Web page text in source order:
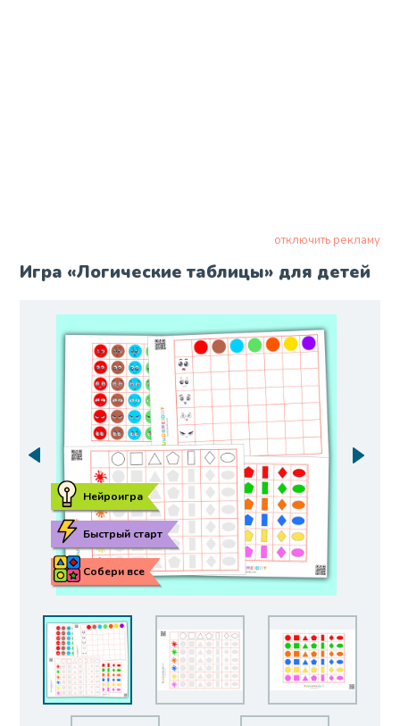
отключить рекламу
Игра «Логические таблицы» для детей
Собери все
Быстрый старт
Нейроигра